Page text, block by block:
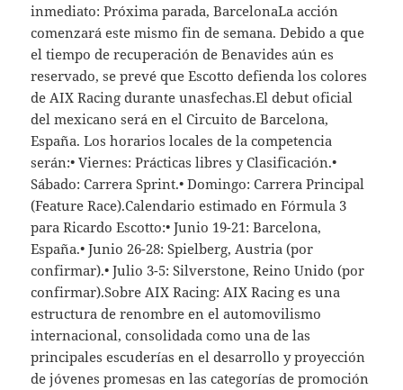
inmediato: Próxima parada, BarcelonaLa acción
comenzará este mismo fin de semana. Debido a que
el tiempo de recuperación de Benavides aún es
reservado, se prevé que Escotto defienda los colores
de AIX Racing durante unasfechas.El debut oficial
del mexicano será en el Circuito de Barcelona,
España. Los horarios locales de la competencia
serán:• Viernes: Prácticas libres y Clasificación.•
Sábado: Carrera Sprint.• Domingo: Carrera Principal
(Feature Race).Calendario estimado en Fórmula 3
para Ricardo Escotto:• Junio 19-21: Barcelona,
España.• Junio 26-28: Spielberg, Austria (por
confirmar).• Julio 3-5: Silverstone, Reino Unido (por
confirmar).Sobre AIX Racing: AIX Racing es una
estructura de renombre en el automovilismo
internacional, consolidada como una de las
principales escuderías en el desarrollo y proyección
de jóvenes promesas en las categorías de promoción